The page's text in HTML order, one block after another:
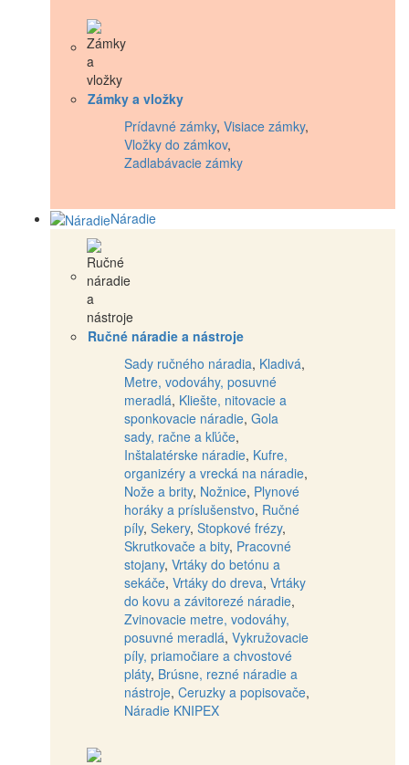
Zámky a vložky
Prídavné zámky, Visiace zámky,
Vložky do zámkov,
Zadlabávacie zámky
Náradie
Ručné náradie a nástroje
Sady ručného náradia, Kladivá,
Metre, vodováhy, posuvné
meradlá, Kliešte, nitovacie a
sponkovacie náradie, Gola
sady, račne a kľúče,
Inštalatérske náradie, Kufre,
organizéry a vrecká na náradie,
Nože a brity, Nožnice, Plynové
horáky a príslušenstvo, Ručné
píly, Sekery, Stopkové frézy,
Skrutkovače a bity, Pracovné
stojany, Vrtáky do betónu a
sekáče, Vrtáky do dreva, Vrtáky
do kovu a závitorezé náradie,
Zvinovacie metre, vodováhy,
posuvné meradlá, Vykružovacie
píly, priamočiare a chvostové
pláty, Brúsne, rezné náradie a
nástroje, Ceruzky a popisovače,
Náradie KNIPEX